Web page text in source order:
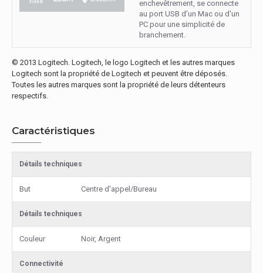
enchevêtrement, se connecte
au port USB d'un Mac ou d'un
PC pour une simplicité de
branchement.
© 2013 Logitech. Logitech, le logo Logitech et les autres marques
Logitech sont la propriété de Logitech et peuvent être déposés.
Toutes les autres marques sont la propriété de leurs détenteurs
respectifs.
Caractéristiques
Détails techniques
But Centre d'appel/Bureau
Détails techniques
Couleur Noir, Argent
Connectivité